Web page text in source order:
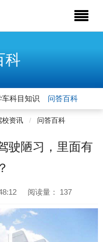
科
车科目知识 问答百科
校资讯 问答百科
驶陋习，里面有
阅读量： 137